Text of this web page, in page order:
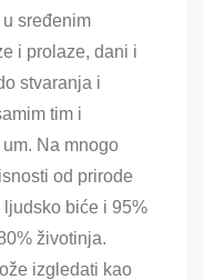
Gitu
–
Pobeda
Krišnom
sređenim
i prolaze, dani i
stvaranja i
tim i
Na mnogo
od prirode
biće i 95%
životinja.
izgledati kao